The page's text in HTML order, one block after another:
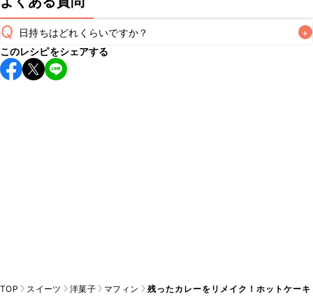
Q 日持ちはどれくらいですか？ +
保存期間は冷蔵で当日中が目安です。なるべくお早めにお召
し上がりください。
このレシピをシェアする
TOP スイーツ 洋菓子 マフィン 残ったカレーをリメイク！ホットケー